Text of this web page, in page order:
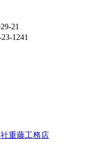
21
1241
重藤工務店